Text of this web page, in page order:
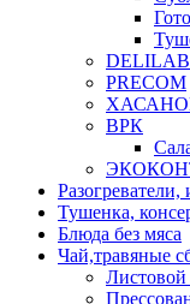
PRECOM
ВРК
Разогреватели,
Тушенка,
Блюда без мяса
Чай,травяные
Листовой